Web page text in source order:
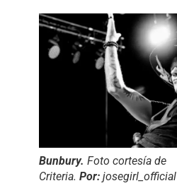
Bunbury. Foto cortesía de
Criteria. Por: josegirl_official